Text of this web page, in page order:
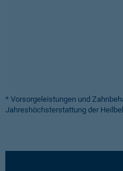
* Vorsorgeleistungen und
Jahreshöchsterstattung der